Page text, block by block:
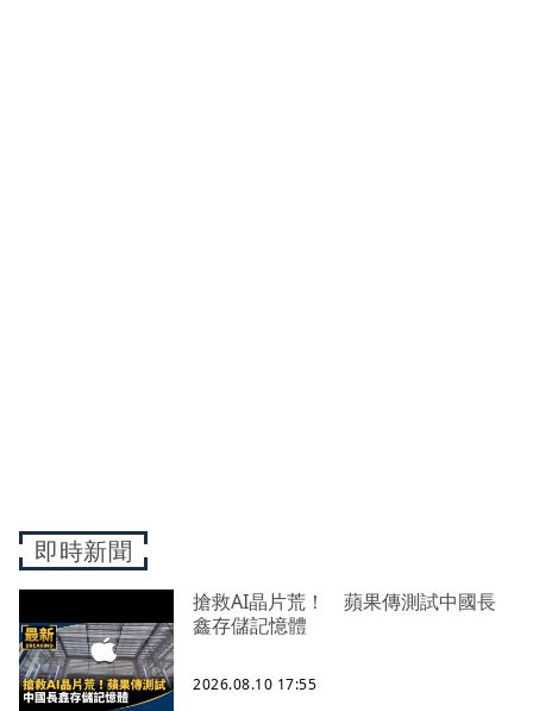
即時新聞
搶救AI晶片荒！ 蘋果傳測試中國長
鑫存儲記憶體
2026.08.10 17:55